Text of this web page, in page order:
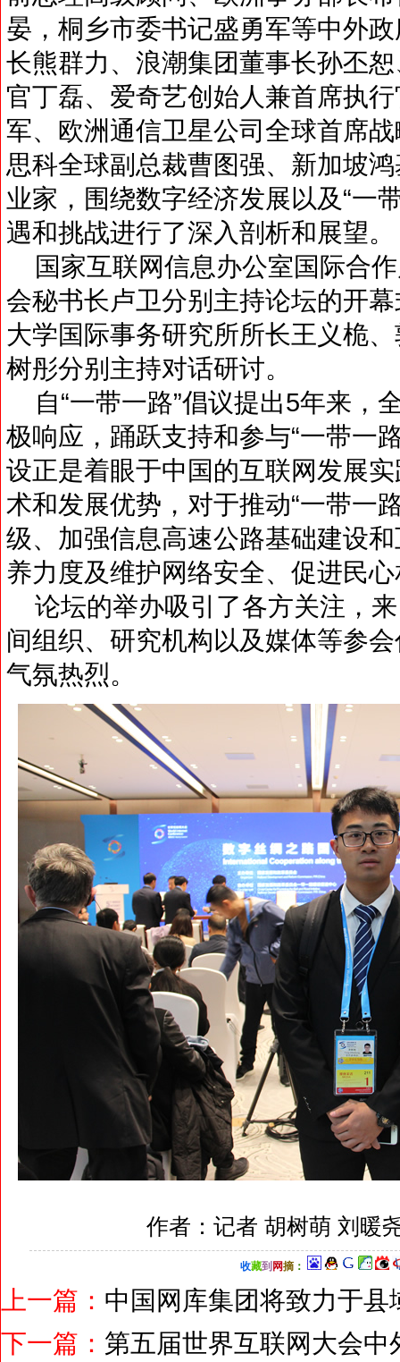
晏，桐乡市委书记盛勇军等中外
长熊群力、浪潮集团董事长孙丕
官丁磊、爱奇艺创始人兼首席执
军、欧洲通信卫星公司全球首席
思科全球副总裁曹图强、新加坡
业家，围绕数字经济发展以及“一
遇和挑战进行了深入剖析和展望。
国家互联网信息办公室国际合
会秘书长卢卫分别主持论坛的开
大学国际事务研究所所长王义桅
树彤分别主持对话研讨。
自“一带一路”倡议提出5年来，
极响应，踊跃支持和参与“一带一
设正是着眼于中国的互联网发展
术和发展优势，对于推动“一带一
级、加强信息高速公路基础建设
养力度及维护网络安全、促进民
论坛的举办吸引了各方关注，
间组织、研究机构以及媒体等参
气氛热烈。
作者：记者 胡树萌 刘
收藏到 网摘：
上一篇： 中国网库集团将致力于
下一篇： 第五届世界互联网大会